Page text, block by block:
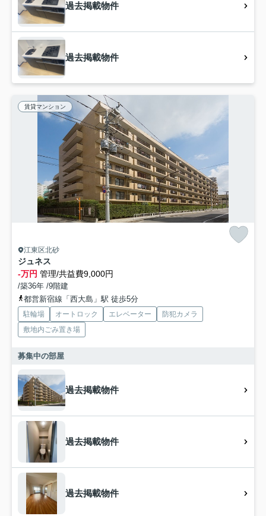
過去掲載物件
過去掲載物件
賃貸マンション
江東区北砂
ジュネス
-万円 管理/共益費9,000円
/築36年 /9階建
都営新宿線「西大島」駅 徒歩5分
駐輪場 オートロック エレベーター
防犯カメラ
敷地内ごみ置き場
募集中の部屋
過去掲載物件
過去掲載物件
過去掲載物件